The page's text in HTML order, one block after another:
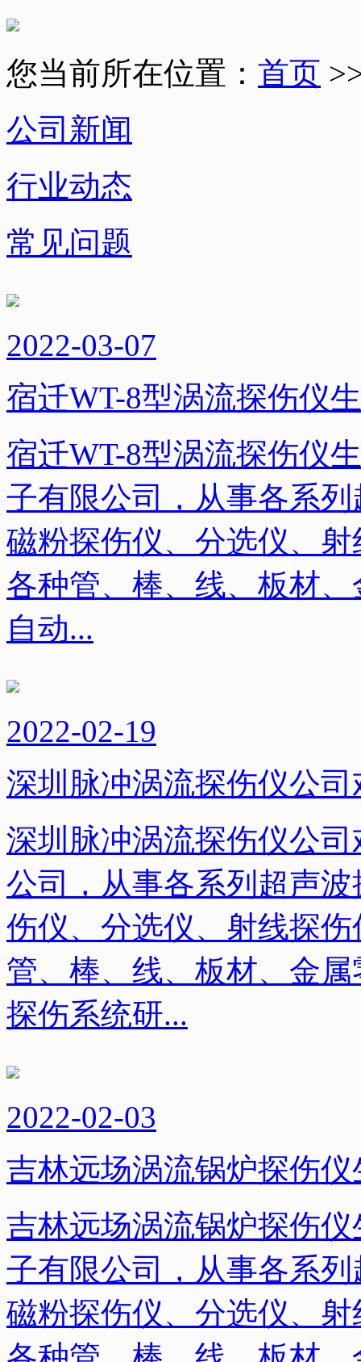
您当前所在位置： 首页
公司新闻
行业动态
常见问题
2022-03-07
宿迁WT-8型涡流探伤仪
宿迁WT-8型涡流探伤仪
子有限公司，从事各系
磁粉探伤仪、分选仪、
各种管、棒、线、板材
自动...
2022-02-19
深圳脉冲涡流探伤仪公
深圳脉冲涡流探伤仪公
公司，从事各系列超声
伤仪、分选仪、射线探
管、棒、线、板材、金
探伤系统研...
2022-02-03
吉林远场涡流锅炉探伤
吉林远场涡流锅炉探伤
子有限公司，从事各系
磁粉探伤仪、分选仪、